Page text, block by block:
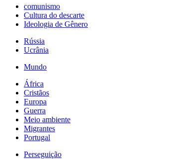
comunismo
Cultura do descarte
Ideologia de Gênero
Rússia
Ucrânia
Mundo
África
Cristãos
Europa
Guerra
Meio ambiente
Migrantes
Portugal
Perseguição